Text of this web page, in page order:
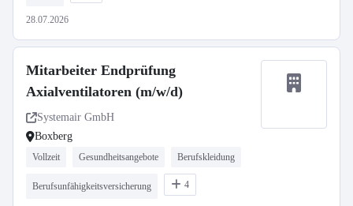
28.07.2026
Mitarbeiter Endprüfung
Axialventilatoren (m/w/d)
Systemair GmbH
Boxberg
Vollzeit Gesundheitsangebote Berufskleidung
Berufsunfähigkeitsversicherung 4